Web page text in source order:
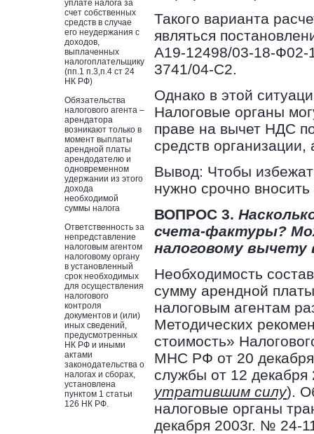
уплате налога за
счет собственных
средств в случае
его неудержания с
доходов,
выплаченных
налогоплательщику
(пп.1 п.3,п.4 ст 24
НК РФ)
Обязательства
налогового агента –
арендатора
возникают только в
момент выплаты
арендной платы
арендодателю и
одновременном
удержании из этого
дохода
необходимой
суммы налога
Ответственность за
непредставление
налоговым агентом
налоговому органу
в установленный
срок необходимых
для осуществления
налогового
контроля
документов и (или)
иных сведений,
предусмотренных
НК РФ и иными
актами
законодательства о
налогах и сборах,
установлена
пунктом 1 статьи
126 НК РФ.
Такого варианта
являться
А19-12498/03-18-
3741/04-С2.
Однако в этой
Налоговые органы
праве на вычет НДС
средств
Вывод: Чтобы
нужно срочно
ВОПРОС 3.
счета-фактуры?
налоговому
Необходимость
сумму арендной
налоговым агентам
Методических
стоимость»
МНС РФ от 20 декабря
службы от 12
утратившим силу).
налоговые органы
декабря 2003г. № 24-